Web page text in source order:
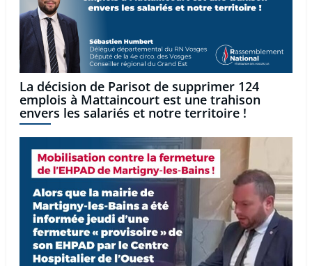
La décision de Parisot de supprimer 124
emplois à Mattaincourt est une trahison
envers les salariés et notre territoire !